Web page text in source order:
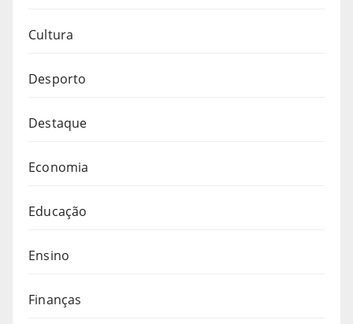
Cultura
Desporto
Destaque
Economia
Educação
Ensino
Finanças